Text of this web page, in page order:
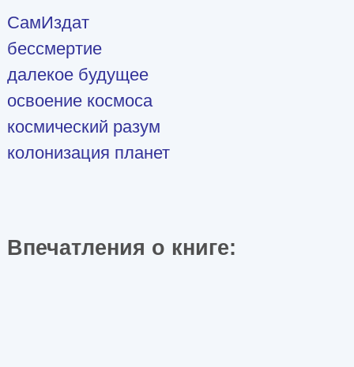
СамИздат
бессмертие
далекое будущее
освоение космоса
космический разум
колонизация планет
Впечатления о книге: